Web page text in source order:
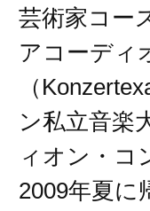
芸術家コー
アコーディ
（
ン私立音楽
ィオン・コ
2009年夏に